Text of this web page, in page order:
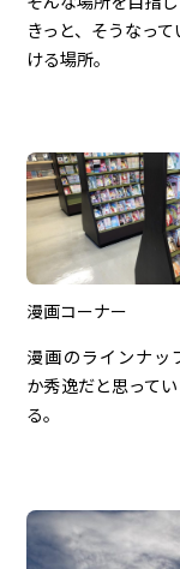
きっと、そうなっ
ける場所。
漫画コーナー
漫画のラインナッ
か秀逸だと思って
る。